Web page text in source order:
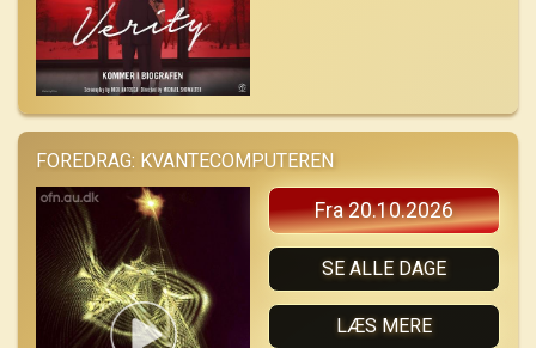
FOREDRAG: KVANTECOMPUTEREN
Fra 20.10.2026
SE ALLE DAGE
LÆS MERE